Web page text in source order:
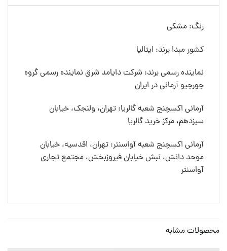
رنگ: مشکی
کشور مبدا برند: ایتالیا
نماینده رسمی برند: شرکت دایامد شرق نماینده رسمی گروه
جورجیو آرمانی در ایران
آرمانی اکسچنج شعبه گالریا: تهران، ولنجک، خیابان
سیزدهم، مرکز خرید گالریا
آرمانی اکسچنج شعبه آواسنتر: تهران، اقدسیه، خیابان
موحد دانش، نبش خیابان فیروزبخش، مجتمع تجاری
آواسنتر
محصولات مشابه